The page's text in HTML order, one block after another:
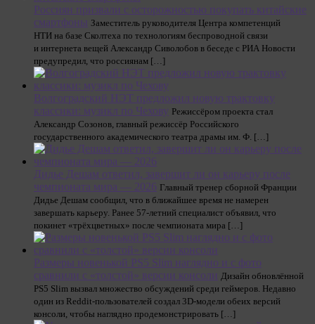
Россиян призвали с осторожностью покупать китайские
смартфоны Заместитель руководителя Центра компетенций
НТИ на базе Сколтеха по технологиям беспроводной связи
и интернета вещей Александр Сиволобов в беседе с РИА Новости
предупредил, что россиянам […]
Волгоградский НЭТ предложил новую трактовку
классики: музикл по Чехову Режиссёром проекта стал
Александр Созонов, главный режиссёр Российского
государственного академического театра драмы им. Ф. […]
Дидье Дешам ответил, завершит ли он карьеру после
чемпионата мира — 2026 Главный тренер сборной Франции
Дидье Дешам сообщил, что в ближайшее время не намерен
завершать карьеру. Ранее 57-летний специалист объявил, что
покинет «трёхцветных» после чемпионата мира […]
Размеры новенькой PS5 Slim наглядно и с фото
сравнили с «толстой» версии консоли Дизайн обновлённой
PS5 Slim вызвал множество обсуждений среди геймеров. Недавно
один из Reddit-пользователей создал 3D-модели обеих версий
консоли, чтобы наглядно продемонстрировать […]